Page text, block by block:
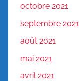
octobre 2021
septembre 2021
août 2021
mai 2021
avril 2021